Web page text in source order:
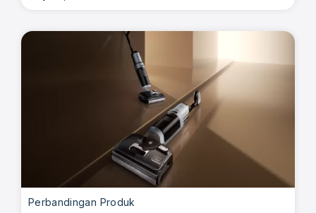
Perbandingan Produk